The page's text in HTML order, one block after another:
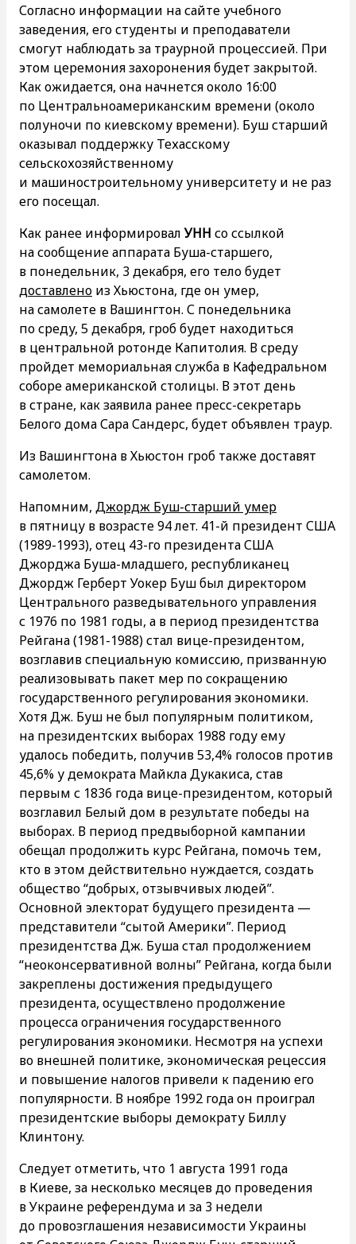
Согласно информации на сайте учебного
заведения, его студенты и преподаватели
смогут наблюдать за траурной процессией. При
этом церемония захоронения будет закрытой.
Как ожидается, она начнется около 16:00
по Центральноамериканским времени (около
полуночи по киевскому времени). Буш старший
оказывал поддержку Техасскому
сельскохозяйственному
и машиностроительному университету и не раз
его посещал.
Как ранее информировалУНН со ссылкой
на сообщение аппарата Буша-старшего,
в понедельник, 3 декабря, его тело будет
доставлено из Хьюстона, где он умер,
на самолете в Вашингтон. С понедельника
по среду, 5 декабря, гроб будет находиться
в центральной ротонде Капитолия. В среду
пройдет мемориальная служба в Кафедральном
соборе американской столицы. В этот день
в стране, как заявила ранее пресс-секретарь
Белого дома Сара Сандерс, будет объявлен траур.
Из Вашингтона в Хьюстон гроб также доставят
самолетом.
Напомним, Джордж Буш-старший умер
в пятницу в возрасте 94 лет. 41-й президент США
(1989-1993), отец 43-го президента США
Джорджа Буша-младшего, республиканец
Джордж Герберт Уокер Буш был директором
Центрального разведывательного управления
с 1976 по 1981 годы, а в период президентства
Рейгана (1981-1988) стал вице-президентом,
возглавив специальную комиссию, призванную
реализовывать пакет мер по сокращению
государственного регулирования экономики.
Хотя Дж. Буш не был популярным политиком,
на президентских выборах 1988 году ему
удалось победить, получив 53,4% голосов против
45,6% у демократа Майкла Дукакиса, став
первым с 1836 года вице-президентом, который
возглавил Белый дом в результате победы на
выборах. В период предвыборной кампании
обещал продолжить курс Рейгана, помочь тем,
кто в этом действительно нуждается, создать
общество “добрых, отзывчивых людей”.
Основной электорат будущего президента —
представители “сытой Америки”. Период
президентства Дж. Буша стал продолжением
“неоконсервативной волны” Рейгана, когда были
закреплены достижения предыдущего
президента, осуществлено продолжение
процесса ограничения государственного
регулирования экономики. Несмотря на успехи
во внешней политике, экономическая рецессия
и повышение налогов привели к падению его
популярности. В ноябре 1992 года он проиграл
президентские выборы демократу Биллу
Клинтону.
Следует отметить, что 1 августа 1991 года
в Киеве, за несколько месяцев до проведения
в Украине референдума и за 3 недели
до провозглашения независимости Украины